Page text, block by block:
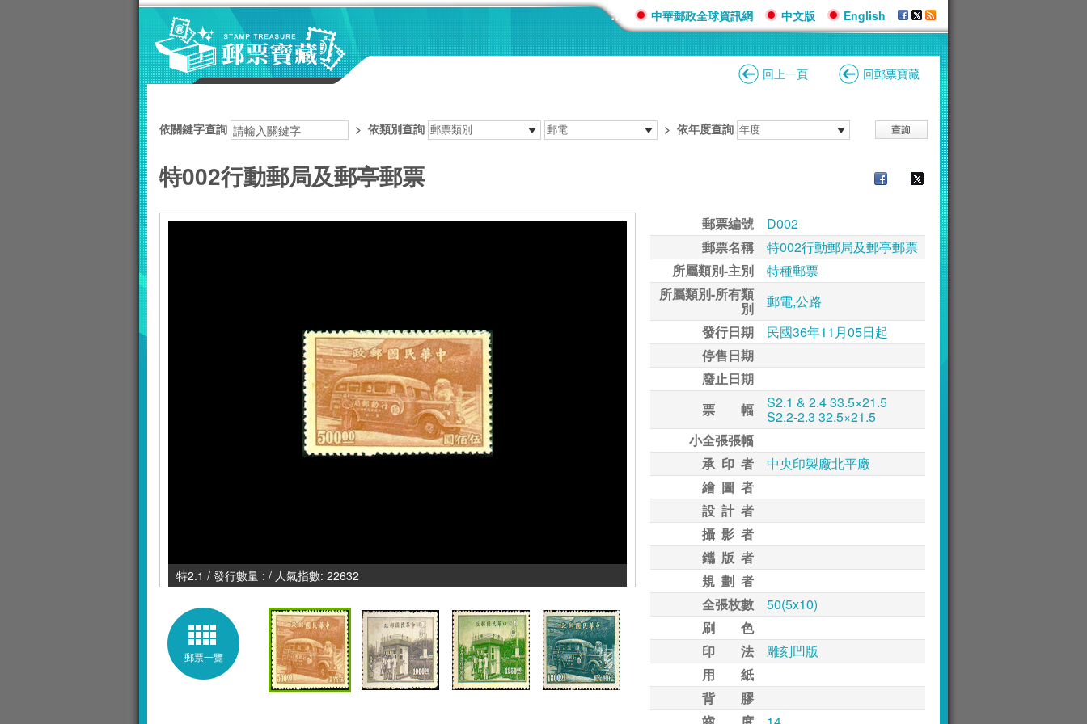
::: 中華郵政全球資訊網 中文版 English
回上一頁 回郵票寶藏
依關鍵字查詢 > 依類別查詢 > 依年度查詢
特002行動郵局及郵亭郵票
特2.1 / 發行數量 : / 人氣指數: 22632
郵票一覽
郵票編號
D002
郵票名稱
特002行動郵局及郵亭郵票
所屬類別-主別
特種郵票
所屬類別-所有類
別
郵電,公路
發行日期
民國36年11月05日起
停售日期
廢止日期
票 幅
S2.1 & 2.4 33.5×21.5
S2.2-2.3 32.5×21.5
小全張張幅
承 印 者
中央印製廠北平廠
繪 圖 者
設 計 者
攝 影 者
鑴 版 者
規 劃 者
全張枚數
50(5x10)
刷 色
印 法
雕刻凹版
用 紙
背 膠